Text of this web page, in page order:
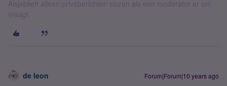
Alsjeblieft alleen privéberichten sturen als een moderator er om
vraagt.
de leon Forum|Forum|10 years ago